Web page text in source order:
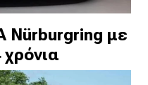
Nürburgring με